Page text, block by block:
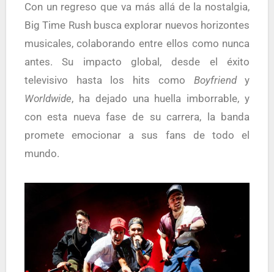
Con un regreso que va más allá de la nostalgia,
Big Time Rush busca explorar nuevos horizontes
musicales, colaborando entre ellos como nunca
antes. Su impacto global, desde el éxito
televisivo hasta los hits como Boyfriendy
Worldwide, ha dejado una huella imborrable, y
con esta nueva fase de su carrera, la banda
promete emocionar a sus fans de todo el
mundo.